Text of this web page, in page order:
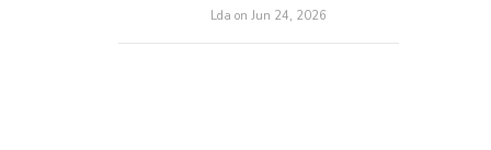
Lda on Jun 24, 2026